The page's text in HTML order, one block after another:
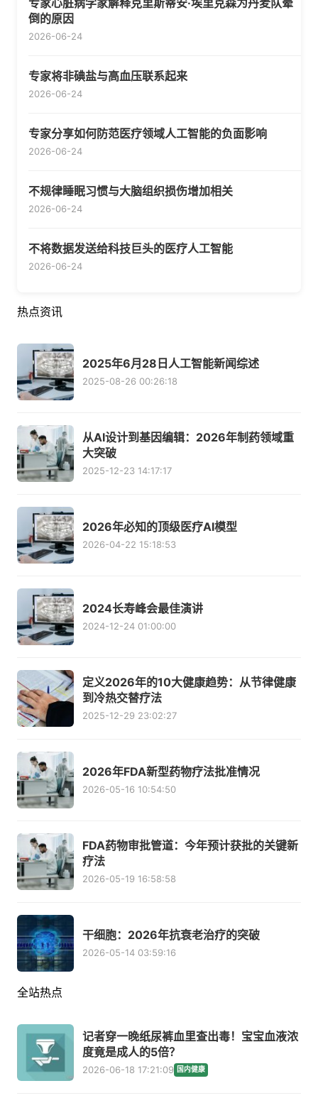
专家心脏病学家解释克里斯蒂安·埃里克森为丹麦队晕
倒的原因
2026-06-24
专家将非碘盐与高血压联系起来
2026-06-24
专家分享如何防范医疗领域人工智能的负面影响
2026-06-24
不规律睡眠习惯与大脑组织损伤增加相关
2026-06-24
不将数据发送给科技巨头的医疗人工智能
2026-06-24
热点资讯
2025年6月28日人工智能新闻综述
2025-08-26 00:26:18
从AI设计到基因编辑：2026年制药领域重
大突破
2025-12-23 14:17:17
2026年必知的顶级医疗AI模型
2026-04-22 15:18:53
2024长寿峰会最佳演讲
2024-12-24 01:00:00
定义2026年的10大健康趋势：从节律健康
到冷热交替疗法
2025-12-29 23:02:27
2026年FDA新型药物疗法批准情况
2026-05-16 10:54:50
FDA药物审批管道：今年预计获批的关键新
疗法
2026-05-19 16:58:58
干细胞：2026年抗衰老治疗的突破
2026-05-14 03:59:16
全站热点
记者穿一晚纸尿裤血里查出毒！宝宝血液浓
度竟是成人的5倍？
2026-06-18 17:21:09 国内健康